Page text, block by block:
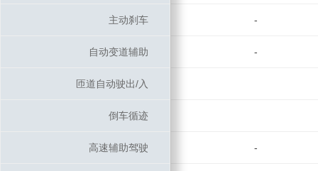
主动刹车 -
自动变道辅助 -
匝道自动驶出/入
倒车循迹
高速辅助驾驶 -
主动刹车
自动变道辅助
匝道自动驶出/入
倒车循迹
高速辅助驾驶